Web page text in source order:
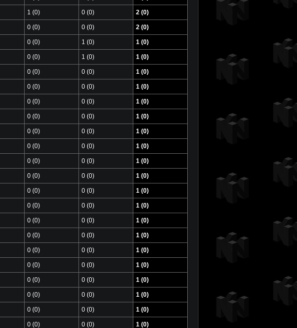
1 (0) 0 (0) 2 (0)
0 (0) 0 (0) 2 (0)
0 (0) 1 (0) 1 (0)
0 (0) 1 (0) 1 (0)
0 (0) 0 (0) 1 (0)
0 (0) 0 (0) 1 (0)
0 (0) 0 (0) 1 (0)
0 (0) 0 (0) 1 (0)
0 (0) 0 (0) 1 (0)
0 (0) 0 (0) 1 (0)
0 (0) 0 (0) 1 (0)
0 (0) 0 (0) 1 (0)
0 (0) 0 (0) 1 (0)
0 (0) 0 (0) 1 (0)
0 (0) 0 (0) 1 (0)
0 (0) 0 (0) 1 (0)
0 (0) 0 (0) 1 (0)
0 (0) 0 (0) 1 (0)
0 (0) 0 (0) 1 (0)
0 (0) 0 (0) 1 (0)
0 (0) 0 (0) 1 (0)
0 (0) 0 (0) 1 (0)